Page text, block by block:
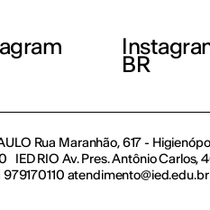
BR
Rua Maranhão, 617 -
RIO Av. Pres. Antônio Carlos,
979170110 atendimento@ied.edu.br